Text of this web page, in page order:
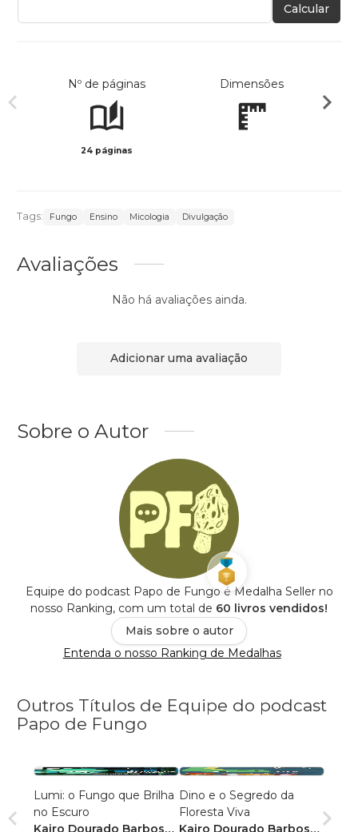
Calcular
Nº de páginas
24 páginas
Dimensões
Tags: Fungo Ensino Micologia Divulgação
Avaliações
Não há avaliações ainda.
Adicionar uma avaliação
Sobre o Autor
Equipe do podcast Papo de Fungo é Medalha Seller no
nosso Ranking, com um total de 60 livros vendidos!
Mais sobre o autor
Entenda o nosso Ranking de Medalhas
Outros Títulos de Equipe do podcast
Papo de Fungo
Lumi: o Fungo que Brilha
no Escuro
Kairo Dourado Barbosa,
Dino e o Segredo da
Floresta Viva
Kairo Dourado Barbosa,